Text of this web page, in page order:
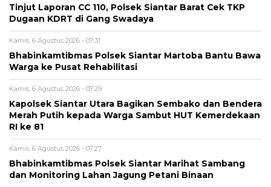
Tinjut Laporan CC 110, Polsek Siantar Barat Cek TKP
Dugaan KDRT di Gang Swadaya
Kamis, 6 Agustus 2026 - 07:31
Bhabinkamtibmas Polsek Siantar Martoba Bantu Bawa
Warga ke Pusat Rehabilitasi
Kamis, 6 Agustus 2026 - 07:29
Kapolsek Siantar Utara Bagikan Sembako dan Bendera
Merah Putih kepada Warga Sambut HUT Kemerdekaan
RI ke 81
Kamis, 6 Agustus 2026 - 07:27
Bhabinkamtibmas Polsek Siantar Marihat Sambang
dan Monitoring Lahan Jagung Petani Binaan